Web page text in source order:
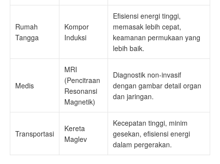
Rumah
Tangga
Kompor
Induksi
Efisiensi energi tinggi,
memasak lebih cepat,
keamanan permukaan yang
lebih baik.
Medis
MRI
(Pencitraan
Resonansi
Magnetik)
Diagnostik non-invasif
dengan gambar detail organ
dan jaringan.
Transportasi
Kereta
Maglev
Kecepatan tinggi, minim
gesekan, efisiensi energi
dalam pergerakan.